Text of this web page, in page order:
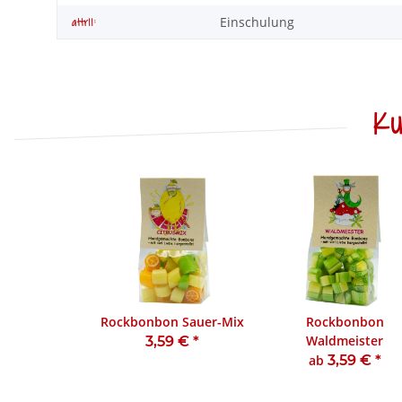
attr11: Einschulung
Rockbonbon Sauer-Mix
3,59 € *
Rockbonbon
Waldmeister
ab 3,59 € *